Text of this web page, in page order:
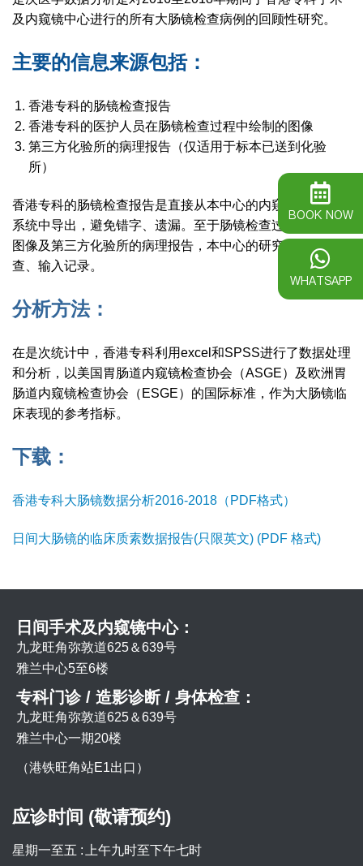
及内窥镜中心进行的所有大肠镜检查病例的回顾性研究。
主要的信息来源包括：
香港专科的肠镜检查报告
香港专科的医护人员在肠镜检查过程中绘制的图像
第三方化验所的病理报告（仅适用于标本已送到化验
所）
香港专科的肠镜检查报告是直接从本中心的内窥镜检查报告
系统中导出，避免错字、遗漏。至于肠镜检查过程中绘制的
图像及第三方化验所的病理报告，本中心的研究助手负责审
查、输入记录。
分析方法：
在是次统计中，香港专科利用excel和SPSS进行了数据处理
和分析，以美国胃肠道内窥镜检查协会（ASGE）及欧洲胃
肠道内窥镜检查协会（ESGE）的国际标准，作为大肠镜临
床表现的参考指标。
下载：
香港专科大肠镜数据分析2016-2018（PDF格式）
日间大肠镜的临床质素数据报告(只限英文) (PDF 格式)
日间手术及内窥镜中心：
九龙旺角弥敦道625＆639号
雅兰中心5至6楼
专科门诊 / 造影诊断 / 身体检查：
九龙旺角弥敦道625＆639号
雅兰中心一期20楼
（港铁旺角站E1出口）
应诊时间 (敬请预约)
星期一至五 : 上午九时至下午七时
BOOK NOW
WHATSAPP